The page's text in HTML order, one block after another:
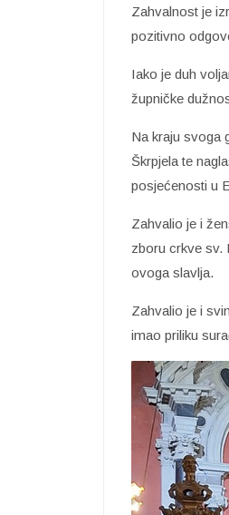
Zahvalnost je
pozitivno
Iako je duh
župničke
Na kraju svoga
Škrpjela te
posjećenosti u
Zahvalio je i
zboru crkve sv.
ovoga slavlja.
Zahvalio je i
imao priliku